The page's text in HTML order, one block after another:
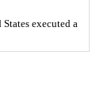
executed a